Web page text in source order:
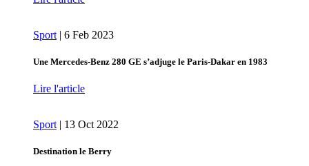
Sport | 6 Feb 2023
Une Mercedes-Benz 280 GE s’adjuge le Paris-Dakar en 1983
Lire l'article
Sport | 13 Oct 2022
Destination le Berry